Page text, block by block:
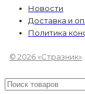
Новости
Доставка и
Политика
© 2026 «Стразник»